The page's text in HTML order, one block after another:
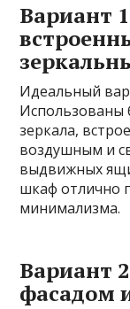
Вариант
Идеальный
Использованы
зеркала,
воздушным и
выдвижных
шкаф отлично
минимализма.
Вариант
фасадом